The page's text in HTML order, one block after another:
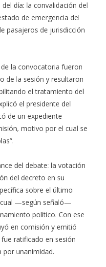
día: la convalidación del
de emergencia del
pasajeros de jurisdicción
la convocatoria fueron
de la sesión y resultaron
el tratamiento del
el presidente del
de un expediente
motivo por el cual se
del debate: la votación
del decreto en su
sobre el último
—según señaló—
político. Con ese
en comisión y emitió
ratificado en sesión
por unanimidad.